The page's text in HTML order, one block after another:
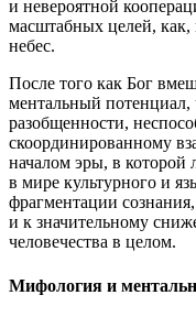
и невероятной
масштабных целей, как,
небес.
После того как Бог
ментальный потенциал,
разобщенности,
скоординированному
началом эры, в
в мире культурного и
фрагментации
и к значительному
человечества в целом.
Мифология и